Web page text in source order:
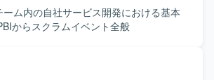
ーム内の自社サービス開発における基本
からスクラムイベント全般